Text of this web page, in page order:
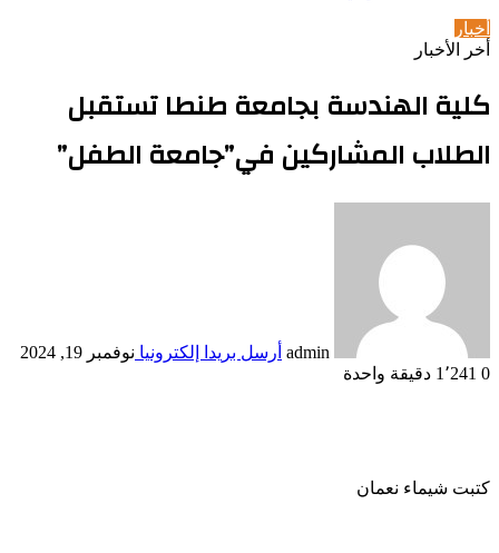
أخبار
أخر الأخبار
كلية الهندسة بجامعة طنطا تستقبل
الطلاب المشاركين في”جامعة الطفل”
admin أرسل بريدا إلكترونيا نوفمبر 19, 2024
0
دقيقة واحدة
كتبت شيماء نعمان